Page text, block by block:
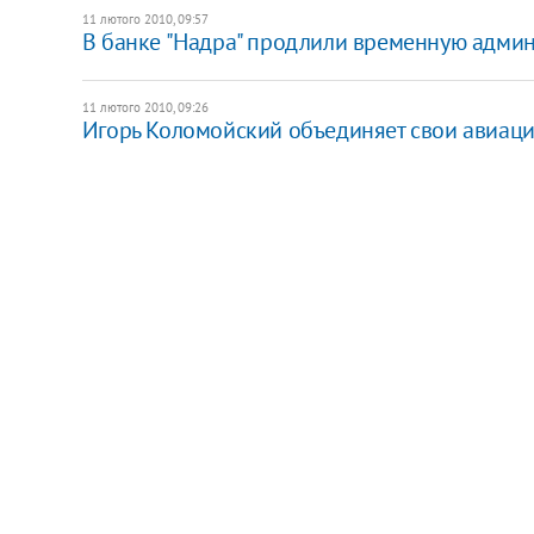
11 лютого 2010, 09:57
В банке "Надра" продлили временную
11 лютого 2010, 09:26
Игорь Коломойский объединяет свои